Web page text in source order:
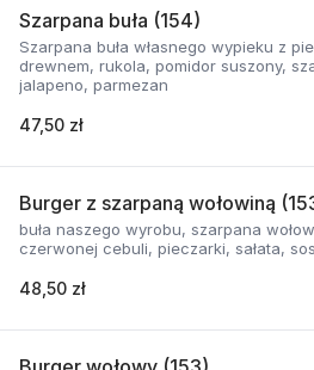
Szarpana buła (154)
Szarpana buła własnego wypieku z
drewnem, rukola, pomidor suszony,
jalapeno, parmezan
47,50 zł
Burger z szarpaną wołowiną
buła naszego wyrobu, szarpana
czerwonej cebuli, pieczarki, sałata, sos
48,50 zł